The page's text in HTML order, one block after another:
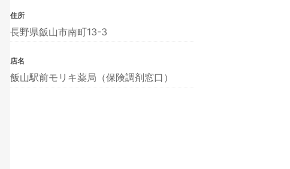
住所
長野県飯山市南町13-3
店名
飯山駅前モリキ薬局（保険調剤窓口）